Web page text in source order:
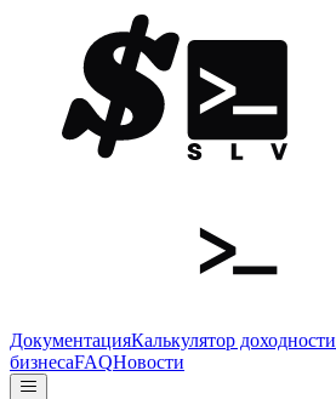
ДокументацияКалькулятор доходности
бизнесаFAQНовости